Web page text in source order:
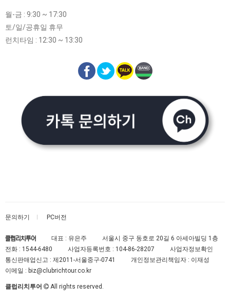
월-금 : 9:30 ~ 17:30
토/일/공휴일 휴무
런치타임 : 12:30 ~ 13:30
문의하기 PC버전
클럽리치투어 대표 : 유은주
서울시 중구 동호로 20길 6 아세아빌딩 1층
전화 : 1544-6480 사업자등록번호 : 104-86-28207
사업자정보확인
통신판매업신고 : 제2011-서울중구-0741
개인정보관리책임자 : 이재성
이메일 : biz@clubrichtour.co.kr
클럽리치투어 All rights reserved.